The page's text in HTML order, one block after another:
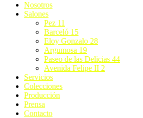
Nosotros
Salones
Pez 11
Barceló 15
Eloy Gonzalo 28
Argumosa 19
Paseo de las Delicias 44
Avenida Felipe II 2
Servicios
Colecciones
Producción
Prensa
Contacto